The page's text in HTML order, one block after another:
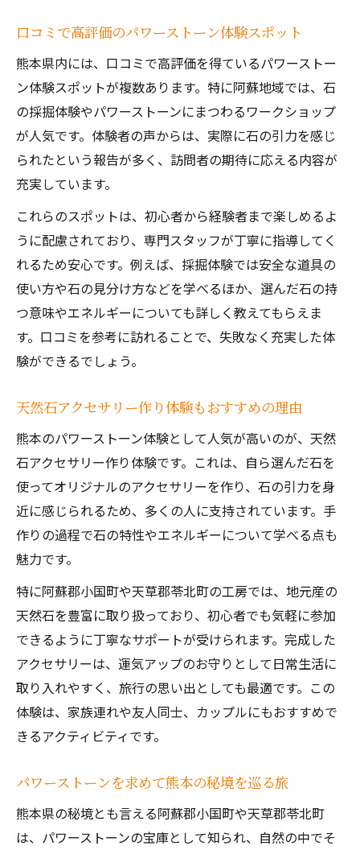
口コミで高評価のパワーストーン体験スポット
熊本県内には、口コミで高評価を得ているパワーストー
ン体験スポットが複数あります。特に阿蘇地域では、石
の採掘体験やパワーストーンにまつわるワークショップ
が人気です。体験者の声からは、実際に石の引力を感じ
られたという報告が多く、訪問者の期待に応える内容が
充実しています。
これらのスポットは、初心者から経験者まで楽しめるよ
うに配慮されており、専門スタッフが丁寧に指導してく
れるため安心です。例えば、採掘体験では安全な道具の
使い方や石の見分け方などを学べるほか、選んだ石の持
つ意味やエネルギーについても詳しく教えてもらえま
す。口コミを参考に訪れることで、失敗なく充実した体
験ができるでしょう。
天然石アクセサリー作り体験もおすすめの理由
熊本のパワーストーン体験として人気が高いのが、天然
石アクセサリー作り体験です。これは、自ら選んだ石を
使ってオリジナルのアクセサリーを作り、石の引力を身
近に感じられるため、多くの人に支持されています。手
作りの過程で石の特性やエネルギーについて学べる点も
魅力です。
特に阿蘇郡小国町や天草郡苓北町の工房では、地元産の
天然石を豊富に取り扱っており、初心者でも気軽に参加
できるように丁寧なサポートが受けられます。完成した
アクセサリーは、運気アップのお守りとして日常生活に
取り入れやすく、旅行の思い出としても最適です。この
体験は、家族連れや友人同士、カップルにもおすすめで
きるアクティビティです。
パワーストーンを求めて熊本の秘境を巡る旅
熊本県の秘境とも言える阿蘇郡小国町や天草郡苓北町
は、パワーストーンの宝庫として知られ、自然の中でそ